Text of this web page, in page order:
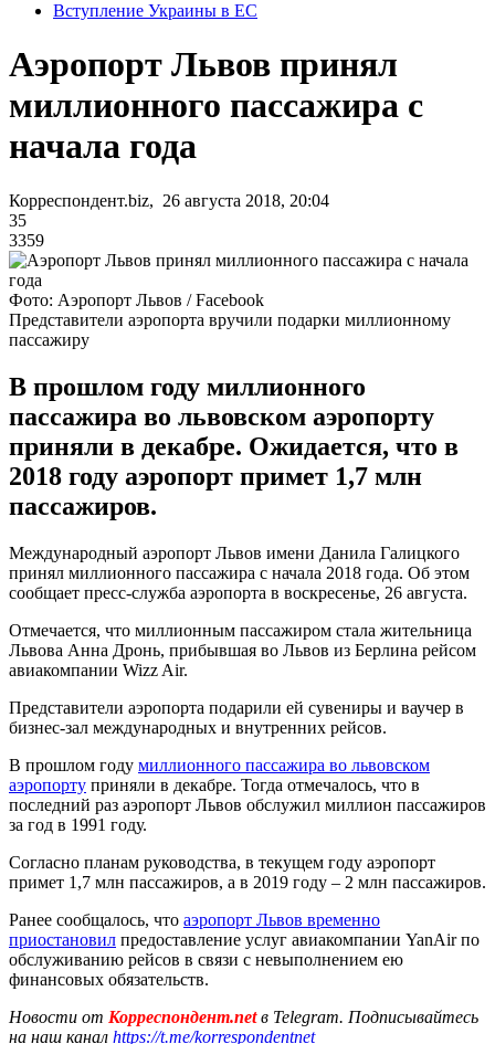
Вступление Украины в ЕС
Аэропорт Львов принял
миллионного пассажира с
начала года
Корреспондент.biz, 26 августа 2018, 20:04
35
3359
Фото: Аэропорт Львов / Facebook
Представители аэропорта вручили подарки миллионному
пассажиру
В прошлом году миллионного
пассажира во львовском аэропорту
приняли в декабре. Ожидается, что в
2018 году аэропорт примет 1,7 млн
пассажиров.
Международный аэропорт Львов имени Данила Галицкого
принял миллионного пассажира с начала 2018 года. Об этом
сообщает пресс-служба аэропорта в воскресенье, 26 августа.
Отмечается, что миллионным пассажиром стала жительница
Львова Анна Дронь, прибывшая во Львов из Берлина рейсом
авиакомпании Wizz Air.
Представители аэропорта подарили ей сувениры и ваучер в
бизнес-зал международных и внутренних рейсов.
В прошлом году миллионного пассажира во львовском
аэропорту приняли в декабре. Тогда отмечалось, что в
последний раз аэропорт Львов обслужил миллион пассажиров
за год в 1991 году.
Согласно планам руководства, в текущем году аэропорт
примет 1,7 млн пассажиров, а в 2019 году – 2 млн пассажиров.
Ранее сообщалось, что аэропорт Львов временно
приостановил предоставление услуг авиакомпании YanAir по
обслуживанию рейсов в связи с невыполнением ею
финансовых обязательств.
Новости от Корреспондент.netв Telegram. Подписывайтесь
на наш канал https://t.me/korrespondentnet